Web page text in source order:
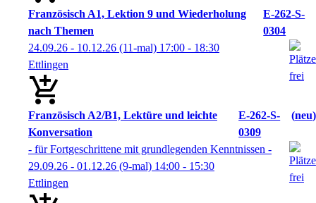
Französisch A1, Lektion 9 und Wiederholung
nach Themen
E-262-S-
0304
24.09.26 - 10.12.26 (11-mal) 17:00 - 18:30
Ettlingen
Französisch A2/B1, Lektüre und leichte
Konversation
E-262-S-
0309
neu
- für Fortgeschrittene mit grundlegenden Kenntnissen -
29.09.26 - 01.12.26 (9-mal) 14:00 - 15:30
Ettlingen